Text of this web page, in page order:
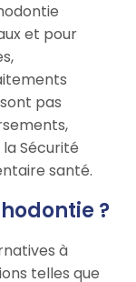
et pour
pas
Sécurité
santé.
?
à
telles que